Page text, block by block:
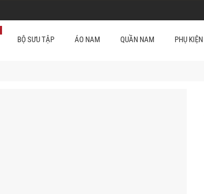
BỘ SƯU TẬP ÁO NAM QUẦN NAM PHỤ KIỆN